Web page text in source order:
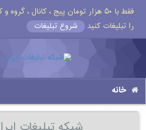
فقط با ۵۰ هزار تومان پیج ، کانال ،
را تبلیغات کنید
شروع تبلیغات
خانه